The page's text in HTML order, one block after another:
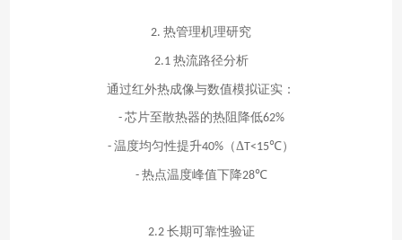
2. 热管理机理研究
2.1 热流路径分析
通过红外热成像与数值模拟证实：
- 芯片至散热器的热阻降低62%
- 温度均匀性提升40% （ΔT<15℃）
- 热点温度峰值下降28℃
2.2 长期可靠性验证